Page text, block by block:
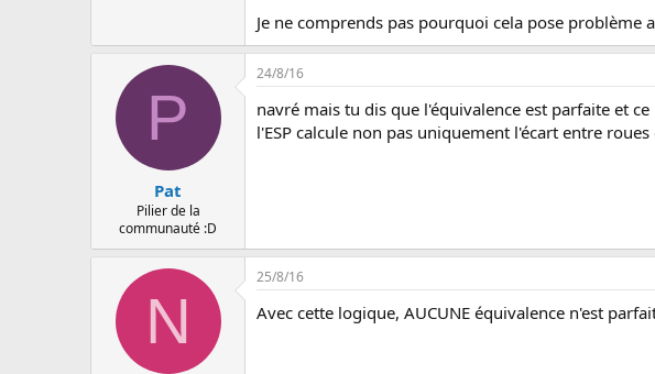
Je ne comprends pas pourquoi cela pose problème
P
Pat
Pilier de la
communauté :D
24/8/16
navré mais tu dis que l'équivalence est parfaite et
l'ESP calcule non pas uniquement l'écart entre
N
25/8/16
Avec cette logique, AUCUNE équivalence n'est